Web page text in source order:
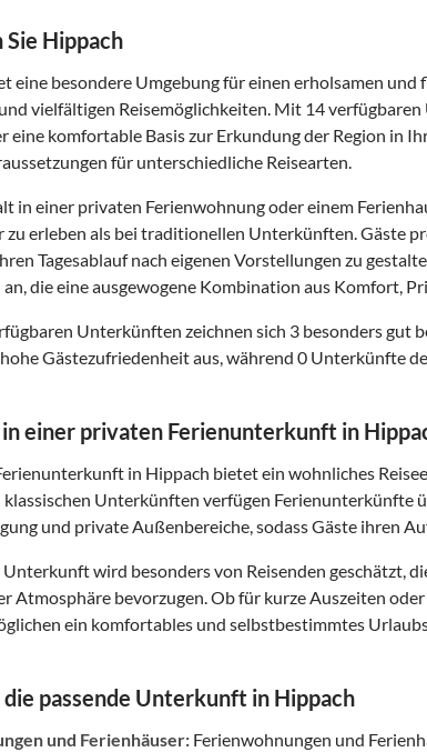
Sie Hippach
eine besondere Umgebung für einen erholsamen
vielfältigen Reisemöglichkeiten. Mit 14
eine komfortable Basis zur Erkundung der Region in
für unterschiedliche Reisearten.
in einer privaten Ferienwohnung oder einem
zu erleben als bei traditionellen Unterkünften. Gäste
Tagesablauf nach eigenen Vorstellungen zu
die eine ausgewogene Kombination aus Komfort,
Unterkünften zeichnen sich 3 besonders
Gästezufriedenheit aus, während 0 Unterkünfte
einer privaten Ferienunterkunft in
in Hippach bietet ein wohnliches
klassischen Unterkünften verfügen Ferienunterkünfte
und private Außenbereiche, sodass Gäste ihren
wird besonders von Reisenden geschätzt,
Atmosphäre bevorzugen. Ob für kurze Auszeiten
ein komfortables und selbstbestimmtes
die passende Unterkunft in Hippach
und Ferienhäuser: Ferienwohnungen und